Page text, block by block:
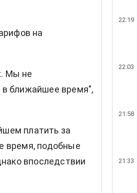
на
Мы не
ближайшее время",
платить за
время, подобные
впоследствии
22:19
22:03
21:58
21:33